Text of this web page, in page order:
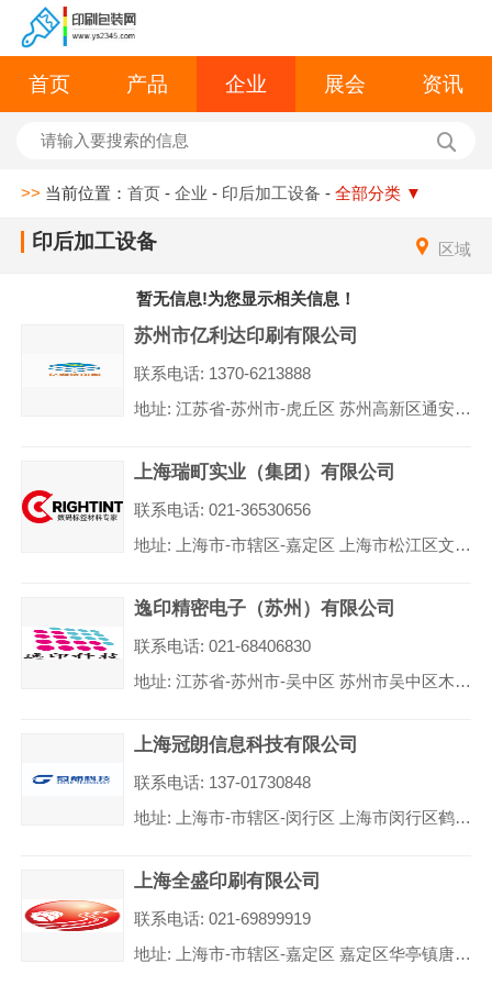
首页 产品 企业 展会 资讯
>> 当前位置：首页 -企业 - 印后加工设备 -全部分类 ▼
印后加工设备 区域
暂无信息!为您显示相关信息！
苏州市亿利达印刷有限公司
联系电话: 1370-6213888
地址: 江苏省-苏州市-虎丘区 苏州高新区通安镇华金路255号-8幢厂房
上海瑞町实业（集团）有限公司
联系电话: 021-36530656
地址: 上海市-市辖区-嘉定区 上海市松江区文松路333弄9号101室
逸印精密电子（苏州）有限公司
联系电话: 021-68406830
地址: 江苏省-苏州市-吴中区 苏州市吴中区木渎镇金枫南路1330号5幢201室
上海冠朗信息科技有限公司
联系电话: 137-01730848
地址: 上海市-市辖区-闵行区 上海市闵行区鹤庆路398号41幢1层M1014室
上海全盛印刷有限公司
联系电话: 021-69899919
地址: 上海市-市辖区-嘉定区 嘉定区华亭镇唐窑路98号